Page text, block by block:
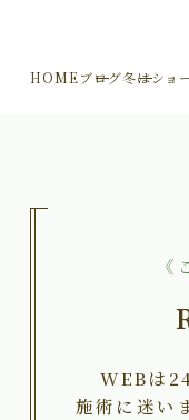
HOMEブログ冬はショ
《
WEBは
施術に迷い